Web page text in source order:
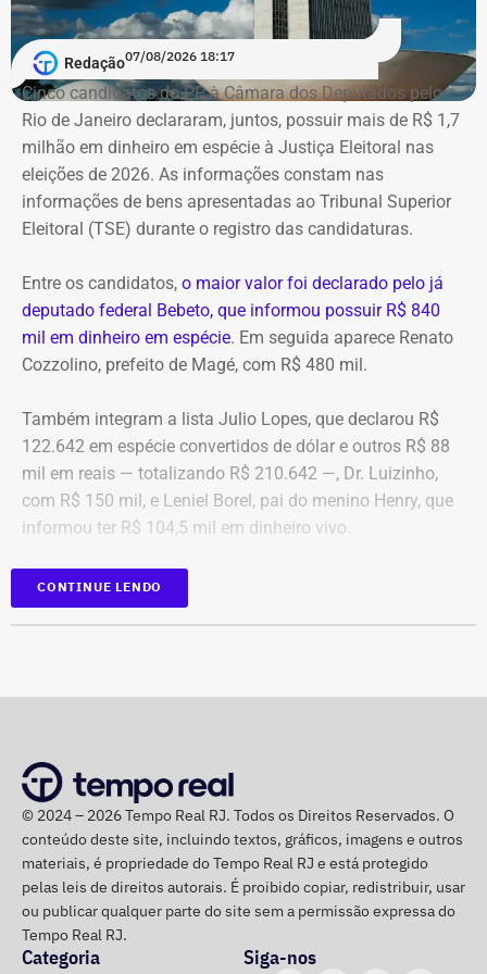
A Polícia Federal indica que a operação era feita de
fachada para não pagar o ICMS na chegada do
combustível ao país. Com a Refit postergava de
pagamentos de impostos, a empresa só deveria pagar o
tributo no momento da venda para o consumidor final,
algo que nunca foi feito, de acordo com a investigação.
*Com informações do blog do Octávio Guedes, do portal
Redação07/08/2026 18:17
Cinco candidatos do PP à Câmara dos Deputados pelo
Rio de Janeiro declararam, juntos, possuir mais de R$ 1,7
milhão em dinheiro em espécie à Justiça Eleitoral nas
eleições de 2026. As informações constam nas
informações de bens apresentadas ao Tribunal Superior
Eleitoral (TSE) durante o registro das candidaturas.
Entre os candidatos, o maior valor foi declarado pelo já
deputado federal Bebeto, que informou possuir R$ 840
mil em dinheiro em espécie. Em seguida aparece Renato
Cozzolino, prefeito de Magé, com R$ 480 mil.
Também integram a lista Julio Lopes, que declarou R$
122.642 em espécie convertidos de dólar e outros R$ 88
mil em reais — totalizando R$ 210.642 —, Dr. Luizinho,
com R$ 150 mil, e Leniel Borel, pai do menino Henry, que
informou ter R$ 104,5 mil em dinheiro vivo.
Candidato
Bebeto
Dr. Luizinho
R$ 150.000,00
*Valor correspondente à soma de R$ 122.642,00 em espécie
convertidos de dólar e R$ 88.000,00 em reais declarados em dinheiro
vivo.
Os dados são públicos e ficam disponíveis para consulta
no sistema DivulgaCandContas, do TSE.
CONTINUE LENDO
© 2024 – 2026 Tempo Real RJ. Todos os Direitos Reservados. O
conteúdo deste site, incluindo textos, gráficos, imagens e outros
materiais, é propriedade do Tempo Real RJ e está protegido
pelas leis de direitos autorais. É proibido copiar, redistribuir, usar
ou publicar qualquer parte do site sem a permissão expressa do
Tempo Real RJ.
Categoria Siga-nos